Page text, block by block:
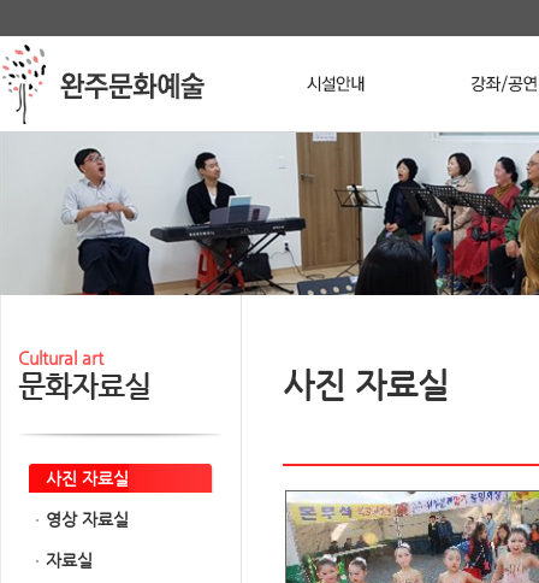
Cultural art
문화자료실
사진 자료실
영상 자료실
자료실
사진 자료실